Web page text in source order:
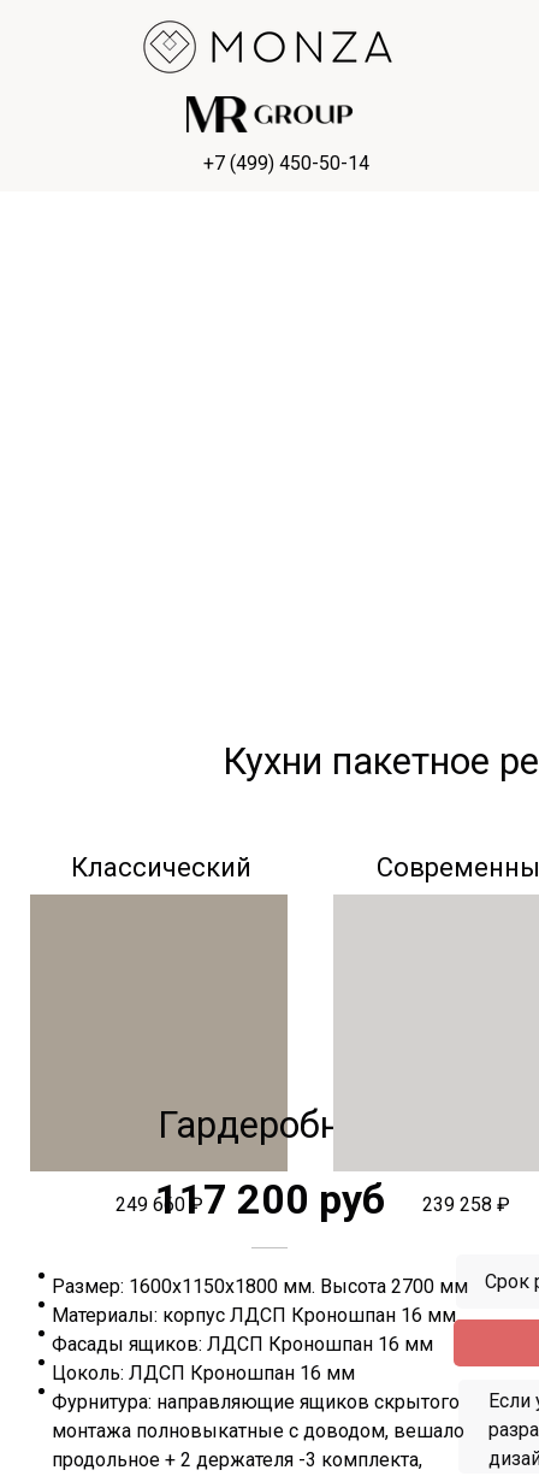
+7 (499) 450-50-14
Срок
Если
Кухни пакетное
239 258 ₽
249 660 ₽
Классический
Гардеробная
117 200 руб
Размер: 1600х1150х1800 мм. Высота 2700 мм
Материалы: корпус ЛДСП Кроношпан 16 мм
Фасады ящиков: ЛДСП Кроношпан 16 мм
Цоколь: ЛДСП Кроношпан 16 мм
Фурнитура: направляющие ящиков скрытого
монтажа полновыкатные с доводом, вешало
продольное + 2 держателя -3 комплекта,